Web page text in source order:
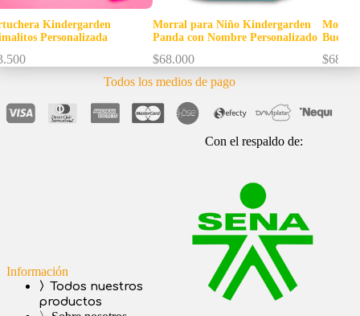
Morral para Niño Kindergarden
Panda con Nombre Personalizado
Morral para Niña Kindergarden
Buo con Nombre Personalizado
Todos los medios de pago
Información
〉Todos nuestros
productos
Con el respaldo de: